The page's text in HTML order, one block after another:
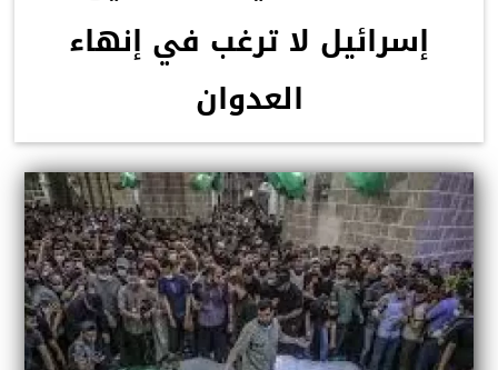
إسرائيل لا ترغب في إنهاء
العدوان